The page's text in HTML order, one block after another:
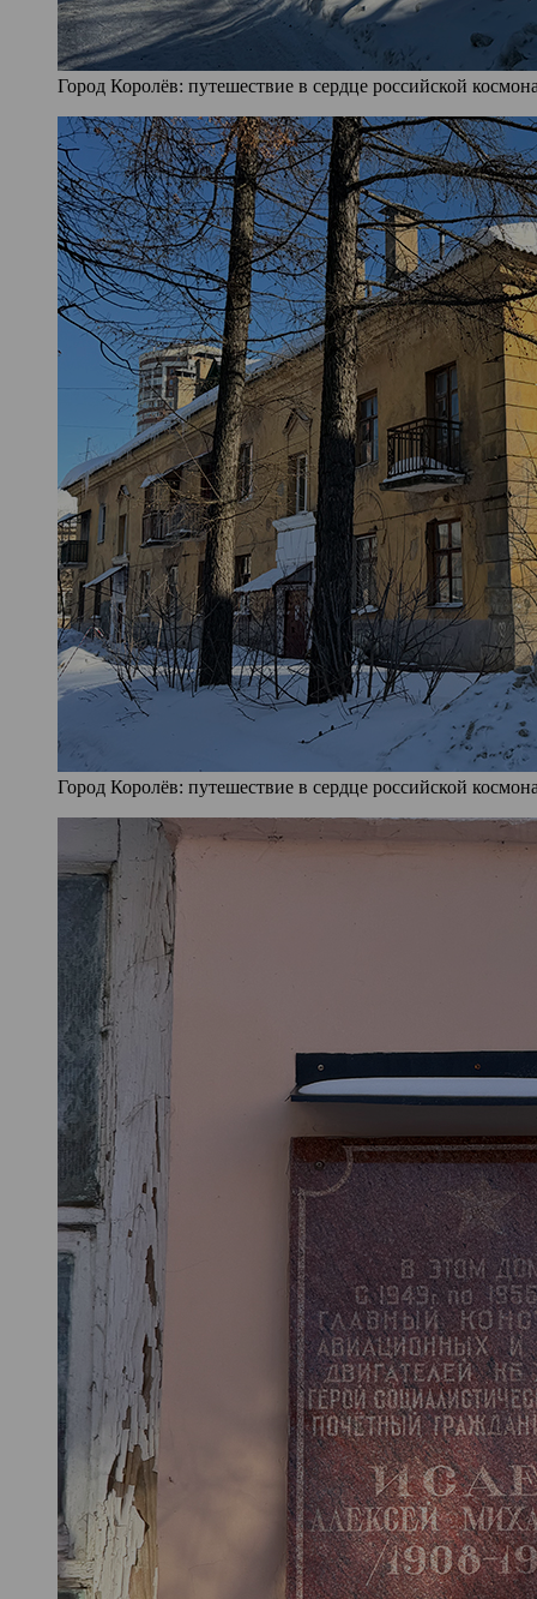
Город Королёв: путешествие в сердце российской
Город Королёв: путешествие в сердце российской